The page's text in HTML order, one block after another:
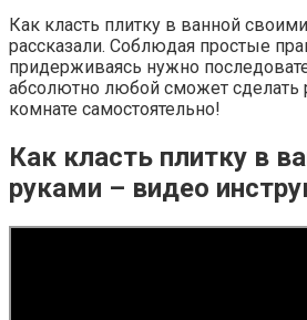
Как класть плитку в ванной
рассказали. Соблюдая простые
придерживаясь нужно
абсолютно любой сможет сделать
комнате самостоятельно!
Как класть плитку в
руками – видео